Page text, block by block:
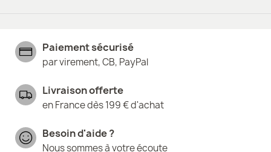
Paiement sécurisé
par virement, CB, PayPal
Livraison offerte
en France dès 199 € d'achat
Besoin d'aide ?
Nous sommes à votre écoute